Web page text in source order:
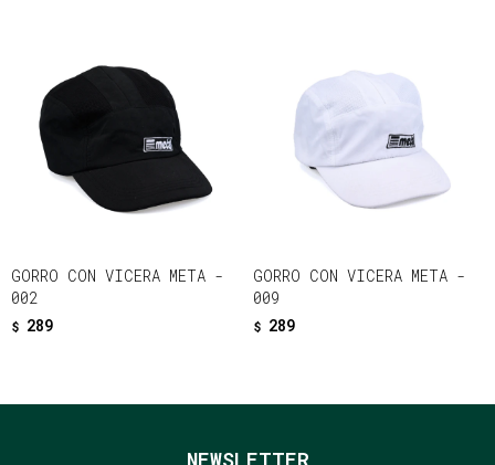
GORRO CON VICERA META -
002
$ 289
GORRO CON VICERA META -
009
$ 289
NEWSLETTER